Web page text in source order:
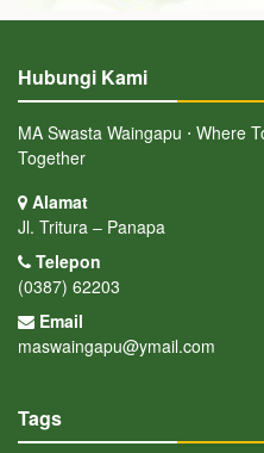
Hubungi Kami
MA Swasta Waingapu ⋅ Where
Together
Alamat
Jl. Tritura – Panapa
Telepon
(0387) 62203
Email
maswaingapu@ymail.com
Tags